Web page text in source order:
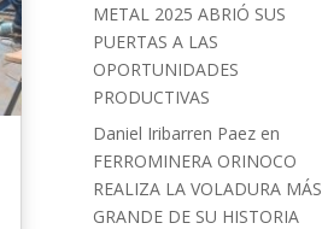
METAL 2025 ABRIÓ SUS
PUERTAS A LAS
OPORTUNIDADES
PRODUCTIVAS
Daniel Iribarren Paez en
FERROMINERA ORINOCO
REALIZA LA VOLADURA MÁS
GRANDE DE SU HISTORIA